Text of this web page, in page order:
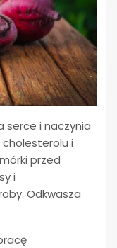
serce i naczynia
cholesterolu i
przed
i
Odkwasza